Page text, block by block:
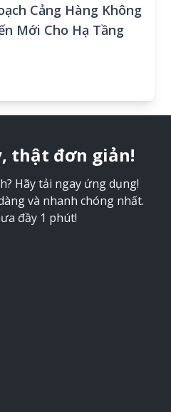
Cảng Hàng Không
Mới Cho Hạ Tầng
thật đơn giản!
Hãy tải ngay ứng dụng!
và nhanh chóng nhất.
đầy 1 phút!